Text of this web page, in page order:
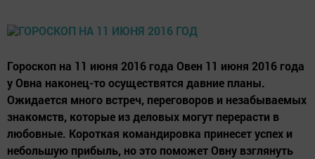
Гороскоп на 11 июня 2016 года Овен 11 июня 2016 года
у Овна наконец-то осуществятся давние планы.
Ожидается много встреч, переговоров и незабываемых
знакомств, которые из деловых могут перерасти в
любовные. Короткая командировка принесет успех и
небольшую прибыль, но это поможет Овну взглянуть